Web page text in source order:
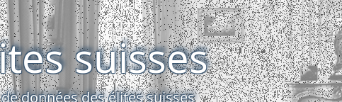
suisses
données des élites suisses